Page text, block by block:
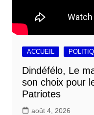
ACCUEIL
Dindéfélo, Le
son choix pour
Patriotes
août 4, 2026